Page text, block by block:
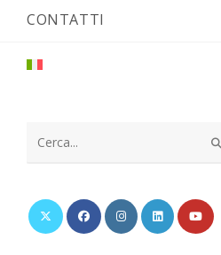
CONTATTI
sito
web